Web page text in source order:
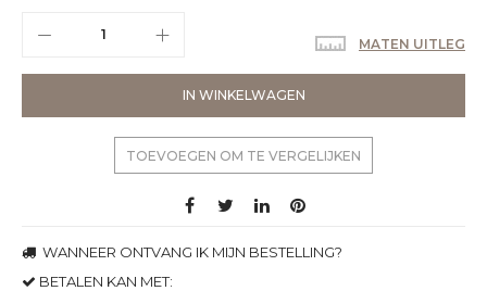
IN WINKELWAGEN
MATEN UITLEG
TOEVOEGEN OM TE VERGELIJKEN
WANNEER ONTVANG IK MIJN BESTELLING?
BETALEN KAN MET: